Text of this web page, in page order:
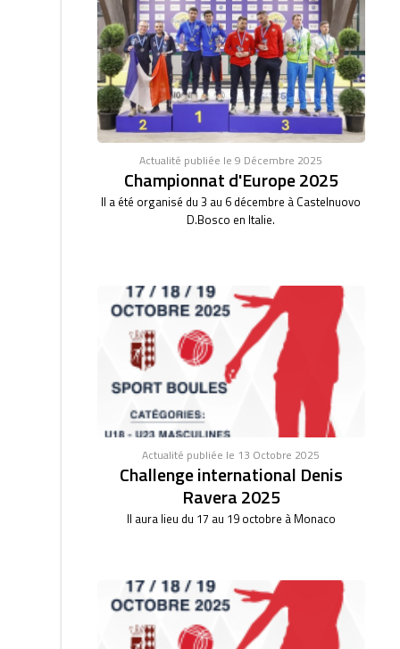
Actualité publiée le 9 Décembre 2025
Championnat d'Europe 2025
Il a été organisé du 3 au 6 décembre à Castelnuovo
D.Bosco en Italie.
Actualité publiée le 13 Octobre 2025
Challenge international Denis
Ravera 2025
Il aura lieu du 17 au 19 octobre à Monaco